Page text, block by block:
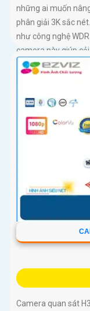
những ai muốn
phân giải 3K sắc
như công nghệ
camera này giúp
kiện ánh sáng
Camera quan sát